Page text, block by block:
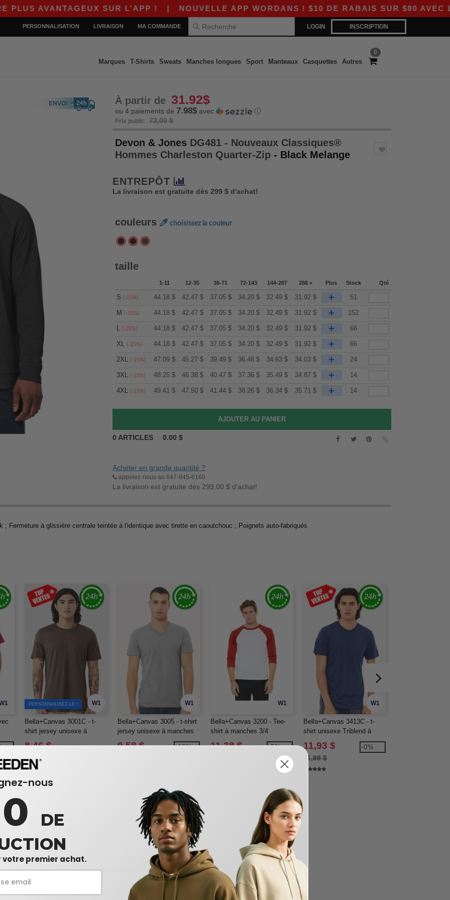
AVANTAGEUX SUR L’APP !|NOUVELLE APP WORDANS ! $10 DE RABAIS SUR $80 AVEC LE
LOGIN INSCRIPTION
PERSONNALISATION LIVRAISON MA COMMANDE
0
Marques T-Shirts Sweats Manches longues Sport Manteaux Casquettes Autres
À partir de 31.92$
ou 4 paiements de 7.98$ avec ⓘ
Prix public 72,00 $
Devon & Jones DG481 - Nouveaux Classiques®
Hommes Charleston Quarter-Zip - Black Melange
ENTREPÔT
La livraison est gratuite dès 299 $ d'achat!
couleurs choisissez la couleur
taille
1-11 12-35 36-71 72-143 144-287 288 + Plus Stock Qté
S (-25%) 44.18 $ 42.47 $ 37.05 $ 34.20 $ 32.49 $ 31.92 $ + 51
M (-25%) 44.18 $ 42.47 $ 37.05 $ 34.20 $ 32.49 $ 31.92 $ + 152
L (-25%) 44.18 $ 42.47 $ 37.05 $ 34.20 $ 32.49 $ 31.92 $ + 66
XL (-25%) 44.18 $ 42.47 $ 37.05 $ 34.20 $ 32.49 $ 31.92 $ + 66
2XL (-25%) 47.09 $ 45.27 $ 39.49 $ 36.46 $ 34.63 $ 34.03 $ + 24
3XL (-25%) 48.25 $ 46.38 $ 40.47 $ 37.36 $ 35.49 $ 34.87 $ + 14
4XL (-25%) 49.41 $ 47.50 $ 41.44 $ 38.26 $ 36.34 $ 35.71 $ + 14
0 ARTICLES 0.00 $
Acheter en grande quantité ?
appelez-nous au 647-945-6160
La livraison est gratuite dès 299,00 $ d'achat!
Fermeture à glissière centrale teintée à l'identique avec tirette en caoutchouc ; Poignets auto-fabriqués
W1
PERSONNALISEZ-LE !
Bella+Canvas 3001C - t-
shirt jersey unisexe à
manches courtes
8,46 $
W1
Bella+Canvas 3005 - t-shirt
jersey unisexe à manches
courtes et encolure en V
9,58 $ -13%
W1
Bella+Canvas 3200 - Tee-
shirt à manches 3/4
11,38 $ -5%
W1
Bella+Canvas 3413C - t-
shirt unisexe Triblend à
manches courtes
11,93 $
11,98 $
-0%
Avis sur Devon & Jones DG481
nous
DE
votre premier achat.